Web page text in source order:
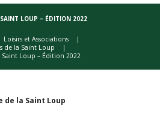
LOUP – ÉDITION 2022
Loisirs et Associations
de la Saint Loup
Saint Loup – Édition 2022
de la Saint Loup